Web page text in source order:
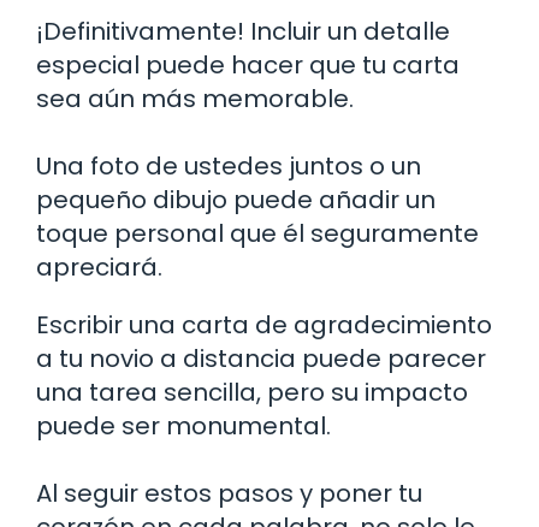
¡Definitivamente! Incluir un detalle
especial puede hacer que tu carta
sea aún más memorable.
Una foto de ustedes juntos o un
pequeño dibujo puede añadir un
toque personal que él seguramente
apreciará.
Escribir una carta de agradecimiento
a tu novio a distancia puede parecer
una tarea sencilla, pero su impacto
puede ser monumental.
Al seguir estos pasos y poner tu